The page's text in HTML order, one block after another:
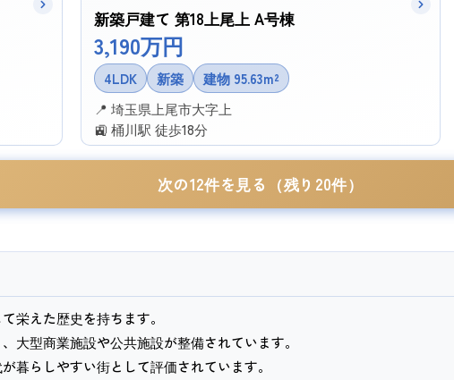
新築戸建て 第18上尾上 A号棟
3,190万円
4LDK 新築
建物 95.63m²
📍 埼玉県上尾市大字上
🚉 桶川駅 徒歩18分
✉ この物件に問い合わせる
次の12件を見る（残り20件）
栄えた歴史を持ちます。
大型商業施設や公共施設が整備されています。
暮らしやすい街として評価されています。